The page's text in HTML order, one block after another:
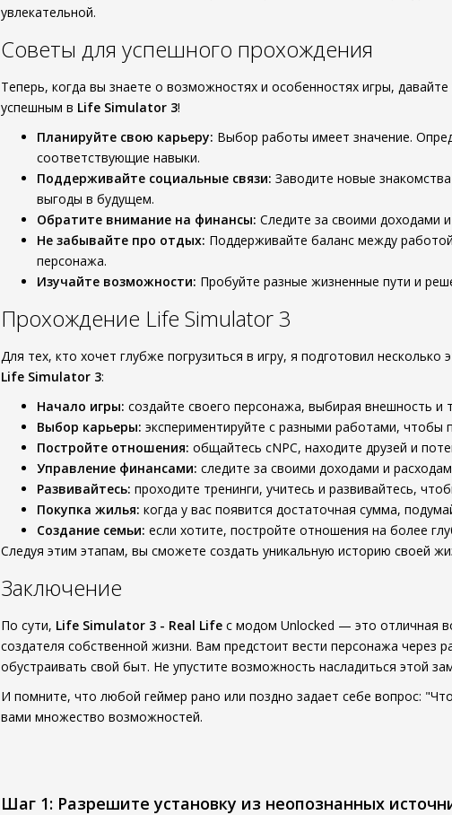
увлекательной.
Советы для успешного прохождения
Теперь, когда вы знаете о возможностях и особенностях игры,
успешным в Life Simulator 3!
Планируйте свою карьеру: Выбор работы имеет значение.
соответствующие навыки.
Поддерживайте социальные связи: Заводите новые
выгоды в будущем.
Обратите внимание на финансы: Следите за своими доходами
Не забывайте про отдых: Поддерживайте баланс между
персонажа.
Изучайте возможности: Пробуйте разные жизненные пути и
Прохождение Life Simulator 3
Для тех, кто хочет глубже погрузиться в игру, я подготовил
Life Simulator 3:
Начало игры: создайте своего персонажа, выбирая внешность и
Выбор карьеры: экспериментируйте с разными работами,
Постройте отношения: общайтесь сNPC, находите друзей и
Управление финансами: следите за своими доходами и
Развивайтесь: проходите тренинги, учитесь и развивайтесь,
Покупка жилья: когда у вас появится достаточная сумма,
Создание семьи: если хотите, постройте отношения на более
Следуя этим этапам, вы сможете создать уникальную историю своей
Заключение
По сути, Life Simulator 3 - Real Life с модом Unlocked — это отличная
создателя собственной жизни. Вам предстоит вести персонажа через
обустраивать свой быт. Не упустите возможность насладиться этой
И помните, что любой геймер рано или поздно задает себе вопрос:
вами множество возможностей.
Шаг 1: Разрешите установку из неопознанных